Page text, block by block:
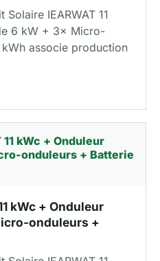
IEARWAT 11
6 kW + 3× Micro-
associe production
kWc + Onduleur
onduleurs +